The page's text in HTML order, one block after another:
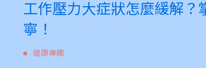
工作壓力大症狀怎麼緩解？
寧！
健康專欄